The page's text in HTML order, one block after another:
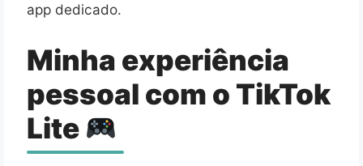
app dedicado.
Minha experiência
pessoal com o TikTok
Lite